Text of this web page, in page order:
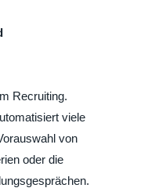
Recruiting.
viele
von
oder die